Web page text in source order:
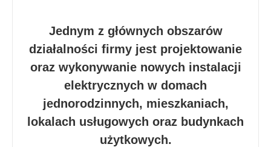
Jednym z głównych obszarów
działalności firmy jest projektowanie
oraz wykonywanie nowych instalacji
elektrycznych w domach
jednorodzinnych, mieszkaniach,
lokalach usługowych oraz budynkach
użytkowych.